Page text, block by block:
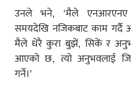
उनले भने, ‘मैले एनआरएनए
समयदेखि नजिकबाट काम गर्दै
मैले धेरै कुरा बुझें, सिकें र
आएको छ, त्यो अनुभवलाई
गर्ने।’